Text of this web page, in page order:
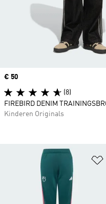
Price
€ 50
(8)
FIREBIRD DENIM
Kinderen Originals